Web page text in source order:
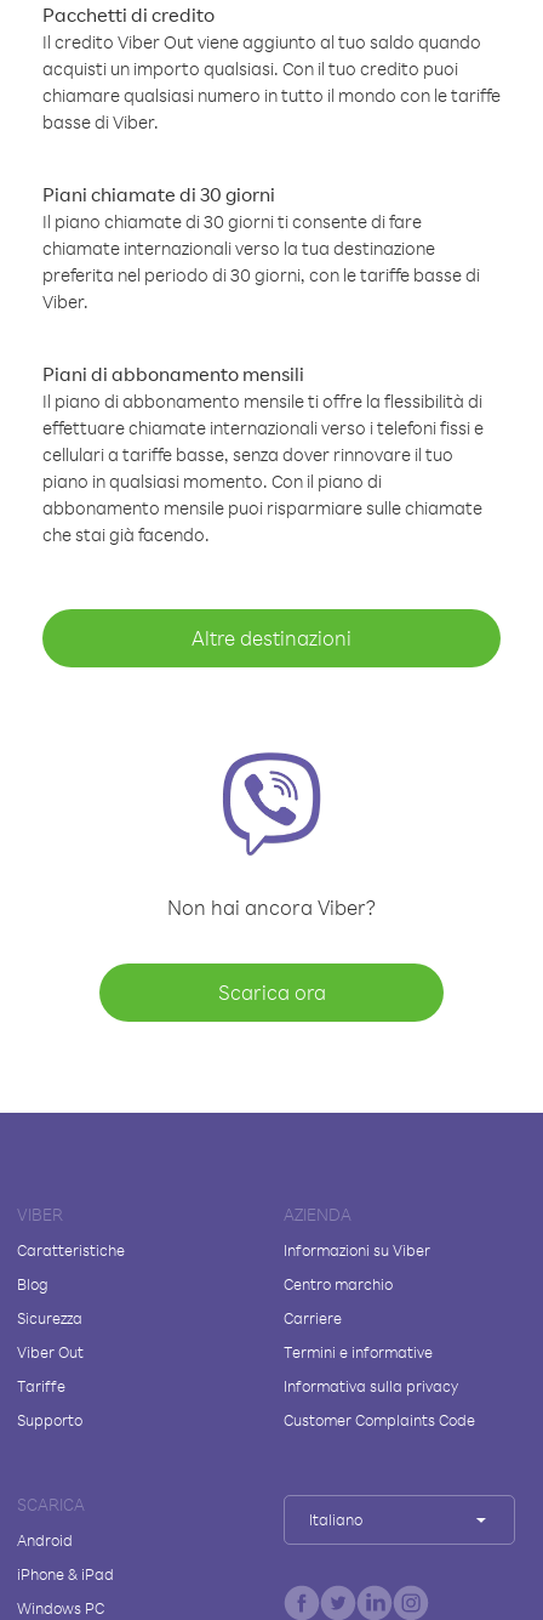
Pacchetti di credito
Il credito Viber Out viene aggiunto al tuo saldo quando
acquisti un importo qualsiasi. Con il tuo credito puoi
chiamare qualsiasi numero in tutto il mondo con le tariffe
basse di Viber.
Piani chiamate di 30 giorni
Il piano chiamate di 30 giorni ti consente di fare
chiamate internazionali verso la tua destinazione
preferita nel periodo di 30 giorni, con le tariffe basse di
Viber.
Piani di abbonamento mensili
Il piano di abbonamento mensile ti offre la flessibilità di
effettuare chiamate internazionali verso i telefoni fissi e
cellulari a tariffe basse, senza dover rinnovare il tuo
piano in qualsiasi momento. Con il piano di
abbonamento mensile puoi risparmiare sulle chiamate
che stai già facendo.
Altre destinazioni
Non hai ancora Viber?
Scarica ora
VIBER
Caratteristiche
Blog
Sicurezza
Viber Out
Tariffe
Supporto
AZIENDA
Informazioni su Viber
Centro marchio
Carriere
Termini e informative
Informativa sulla privacy
Customer Complaints Code
SCARICA
Android
iPhone & iPad
Windows PC
Italiano